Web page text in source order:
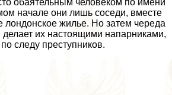
начале они лишь соседи, вместе
жилье. Но затем череда
делает их настоящими напарниками,
следу преступников.